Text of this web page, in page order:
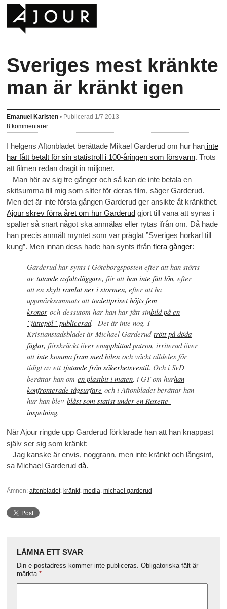
Sveriges mest kränkte
man är kränkt igen
Emanuel Karlsten • Publicerad 1/7 2013
8 kommentarer
I helgens Aftonbladet berättade Mikael Garderud om hur han inte
har fått betalt för sin statistroll i 100-åringen som försvann. Trots
att filmen redan dragit in miljoner.
– Man hör av sig tre gånger och så kan de inte betala en
skitsumma till mig som sliter för deras film, säger Garderud.
Men det är inte första gången Garderud ger ansikte åt kränkthet.
Ajour skrev förra året om hur Garderud gjort till vana att synas i
spalter så snart något ska anmälas eller rytas ifrån om. Då hade
han precis anmält myntet som var präglat ”Sveriges horkarl till
kung”. Men innan dess hade han synts ifrån flera gånger:
Garderud har synts i Göteborgsposten efter att han störts
av tutande asfaltsläggare, för att han inte fått lön, efter
att en skylt ramlat ner i stormen, efter att ha
uppmärksammats att toalettpriset höjts fem
kronor och dessutom har han har fått sinbild på en
”jättepöl” publicerad. Det är inte nog. I
Kristianstadsbladet är Michael Garderud trött på döda
fåglar, förskräckt över enupphittad patron, irriterad över
att inte komma fram med bilen och väckt alldeles för
tidigt av ett tjutande från säkerhetsventil. Och i SvD
berättar han om en plastbit i maten, i GT om hurhan
konfronterade tågsurfare och i Aftonbladet berättar han
hur han blev blåst som statist under en Roxette-
inspelning.
När Ajour ringde upp Garderud förklarade han att han knappast
själv ser sig som kränkt:
– Jag kanske är envis, noggrann, men inte kränkt och långsint,
sa Michael Garderud då.
Ämnen: aftonbladet, kränkt, media michael garderud
LÄMNA ETT SVAR
Din e-postadress kommer inte publiceras. Obligatoriska fält är
märkta *